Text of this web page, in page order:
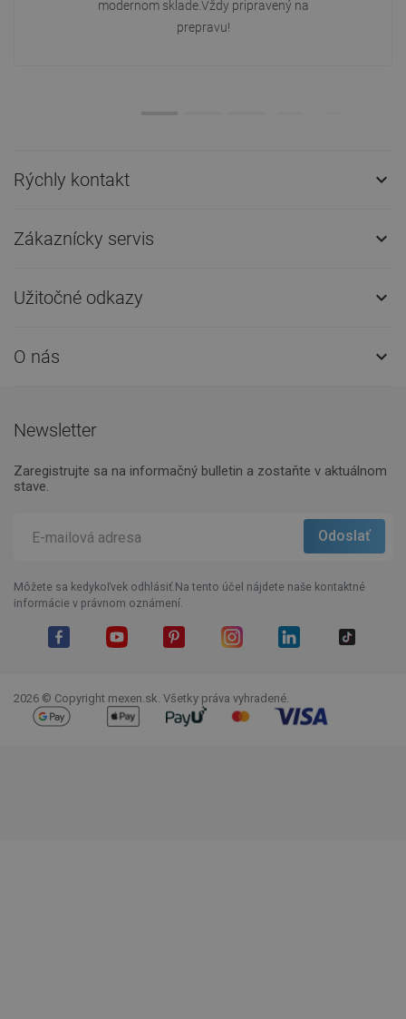
modernom sklade.Vždy pripravený na
prepravu!
Rýchly kontakt 
Zákaznícky servis 
Užitočné odkazy 
O nás 
Newsletter
Zaregistrujte sa na informačný bulletin a zostaňte v aktuálnom
stave.
Môžete sa kedykoľvek odhlásiť.Na tento účel nájdete naše kontaktné
informácie v právnom oznámení.
2026 © Copyright mexen.sk. Všetky práva vyhradené.